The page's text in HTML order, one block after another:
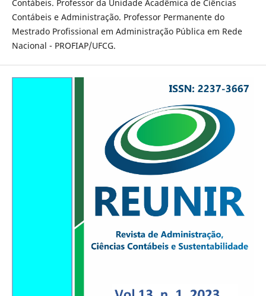
Contábeis. Professor da Unidade Acadêmica de Ciências
Contábeis e Administração. Professor Permanente do
Mestrado Profissional em Administração Pública em Rede
Nacional - PROFIAP/UFCG.